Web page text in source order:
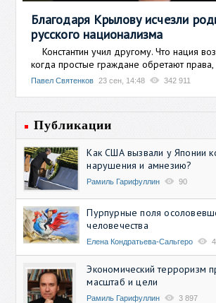
Благодаря Крылову исчезли
русского национализма
Константин учил другому. Что нация
когда простые граждане обретают права,
Павел Святенков 23 сен, 14:48 342 911
Публикации
Как США вызвали у Японии
нарушения и амнезию?
Рамиль Гарифуллин 90
Пурпурные поля
человечества
Елена Кондратьева-Сальгеро
Экономический терроризм
масштаб и цели
Рамиль Гарифуллин 3 897